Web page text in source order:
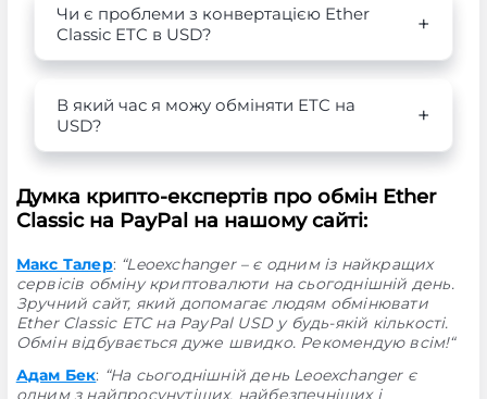
Чи є проблеми з конвертацією Ether
Classic ETC в USD?
В який час я можу обміняти ETC на
USD?
Думка крипто-експертів про обмін Ether
Classic на PayPal на нашому сайті:
Макс Талер: “Leoexchanger – є одним із найкращих
сервісів обміну криптовалюти на сьогоднішній день.
Зручний сайт, який допомагає людям обмінювати
Ether Classic ETC на PayPal USD у будь-якій кількості.
Обмін відбувається дуже швидко. Рекомендую всім!“
Адам Бек: “На сьогоднішній день Leoexchanger є
одним з найпросунутіших, найбезпечніших і